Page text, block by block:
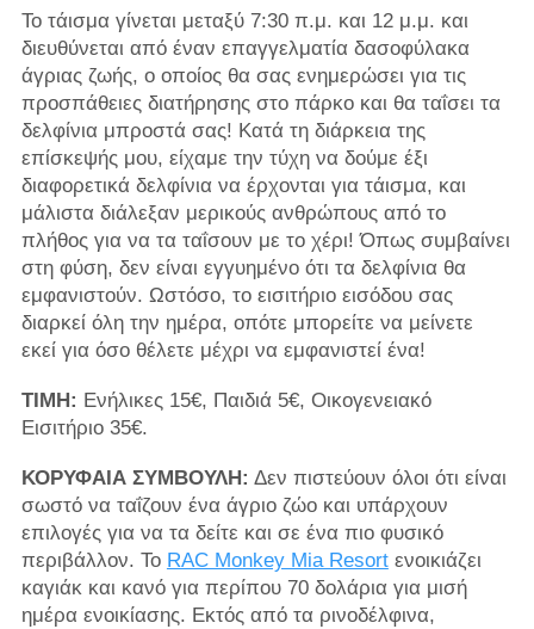
Το τάισμα γίνεται μεταξύ 7:30 π.μ. και 12 μ.μ. και
διευθύνεται από έναν επαγγελματία δασοφύλακα
άγριας ζωής, ο οποίος θα σας ενημερώσει για τις
προσπάθειες διατήρησης στο πάρκο και θα ταΐσει τα
δελφίνια μπροστά σας! Κατά τη διάρκεια της
επίσκεψής μου, είχαμε την τύχη να δούμε έξι
διαφορετικά δελφίνια να έρχονται για τάισμα, και
μάλιστα διάλεξαν μερικούς ανθρώπους από το
πλήθος για να τα ταΐσουν με το χέρι! Όπως συμβαίνει
στη φύση, δεν είναι εγγυημένο ότι τα δελφίνια θα
εμφανιστούν. Ωστόσο, το εισιτήριο εισόδου σας
διαρκεί όλη την ημέρα, οπότε μπορείτε να μείνετε
εκεί για όσο θέλετε μέχρι να εμφανιστεί ένα!
ΤΙΜΗ: Ενήλικες 15€, Παιδιά 5€, Οικογενειακό
Εισιτήριο 35€.
ΚΟΡΥΦΑΙΑ ΣΥΜΒΟΥΛΗ: Δεν πιστεύουν όλοι ότι είναι
σωστό να ταΐζουν ένα άγριο ζώο και υπάρχουν
επιλογές για να τα δείτε και σε ένα πιο φυσικό
περιβάλλον. Το RAC Monkey Mia Resortενοικιάζει
καγιάκ και κανό για περίπου 70 δολάρια για μισή
ημέρα ενοικίασης. Εκτός από τα ρινοδέλφινα,